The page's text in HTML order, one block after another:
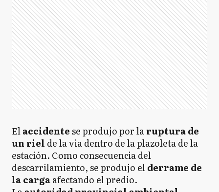
Elaccidentese produjo por laruptura de
un riel de la via dentro de la plazoleta de la
estación. Como consecuencia del
descarrilamiento, se produjo elderrame de
la cargaafectando el predio.